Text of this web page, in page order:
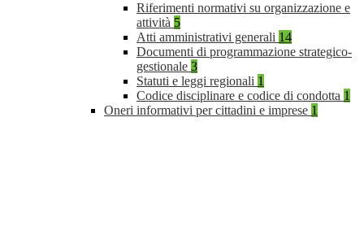
Riferimenti normativi su organizzazione e
attività 5
Atti amministrativi generali 14
Documenti di programmazione strategico-
gestionale 3
Statuti e leggi regionali 1
Codice disciplinare e codice di condotta 1
Oneri informativi per cittadini e imprese 1